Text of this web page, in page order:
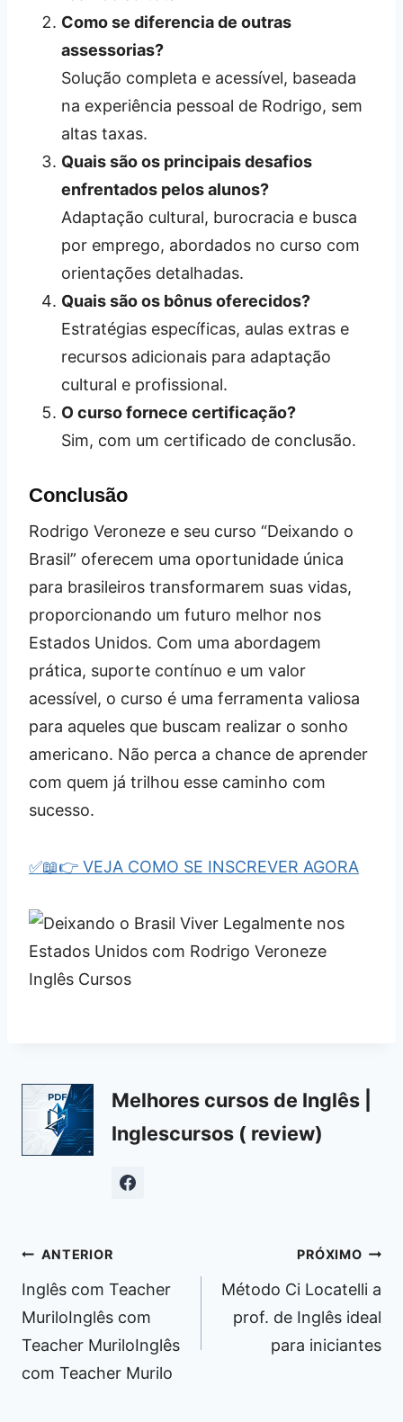
Como se diferencia de outras
assessorias?
Solução completa e acessível, baseada
na experiência pessoal de Rodrigo, sem
altas taxas.
Quais são os principais desafios
enfrentados pelos alunos?
Adaptação cultural, burocracia e busca
por emprego, abordados no curso com
orientações detalhadas.
Quais são os bônus oferecidos?
Estratégias específicas, aulas extras e
recursos adicionais para adaptação
cultural e profissional.
O curso fornece certificação?
Sim, com um certificado de conclusão.
Conclusão
Rodrigo Veroneze e seu curso “Deixando o
Brasil” oferecem uma oportunidade única
para brasileiros transformarem suas vidas,
proporcionando um futuro melhor nos
Estados Unidos. Com uma abordagem
prática, suporte contínuo e um valor
acessível, o curso é uma ferramenta valiosa
para aqueles que buscam realizar o sonho
americano. Não perca a chance de aprender
com quem já trilhou esse caminho com
sucesso.
✅📖👉 VEJA COMO SE INSCREVER AGORA
Melhores cursos de Inglês |
Inglescursos ( review)
Navegação
de
Post
ANTERIOR
Inglês com Teacher
MuriloInglês com
Teacher MuriloInglês
com Teacher Murilo
PRÓXIMO
Método Ci Locatelli a
prof. de Inglês ideal
para iniciantes